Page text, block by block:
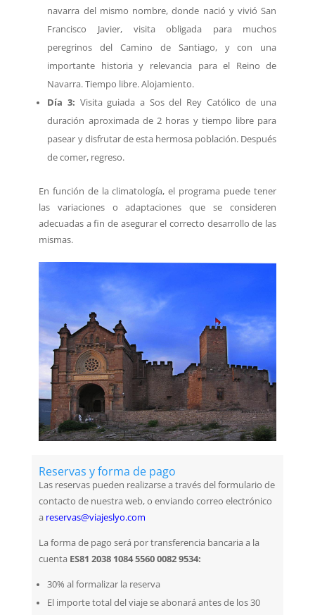
navarra del mismo nombre, donde nació y vivió San
Francisco Javier, visita obligada para muchos
peregrinos del Camino de Santiago, y con una
importante historia y relevancia para el Reino de
Navarra. Tiempo libre. Alojamiento.
Día 3: Visita guiada a Sos del Rey Católico de una
duración aproximada de 2 horas y tiempo libre para
pasear y disfrutar de esta hermosa población. Después
de comer, regreso.
En función de la climatología, el programa puede tener
las variaciones o adaptaciones que se consideren
adecuadas a fin de asegurar el correcto desarrollo de las
mismas.
Reservas y forma de pago
Las reservas pueden realizarse a través del formulario de
contacto de nuestra web, o enviando correo electrónico
a reservas@viajeslyo.com
La forma de pago será por transferencia bancaria a la
cuenta ES81 2038 1084 5560 0082 9534:
30% al formalizar la reserva
El importe total del viaje se abonará antes de los 30